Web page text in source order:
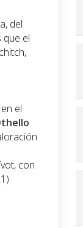
del
que el
el
con